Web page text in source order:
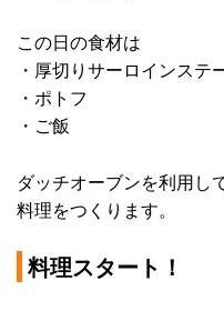
この日の食材は
・厚切りサーロインステ
・ポトフ
・ご飯
ダッチオーブンを利用し
料理をつくります。
料理スタート！